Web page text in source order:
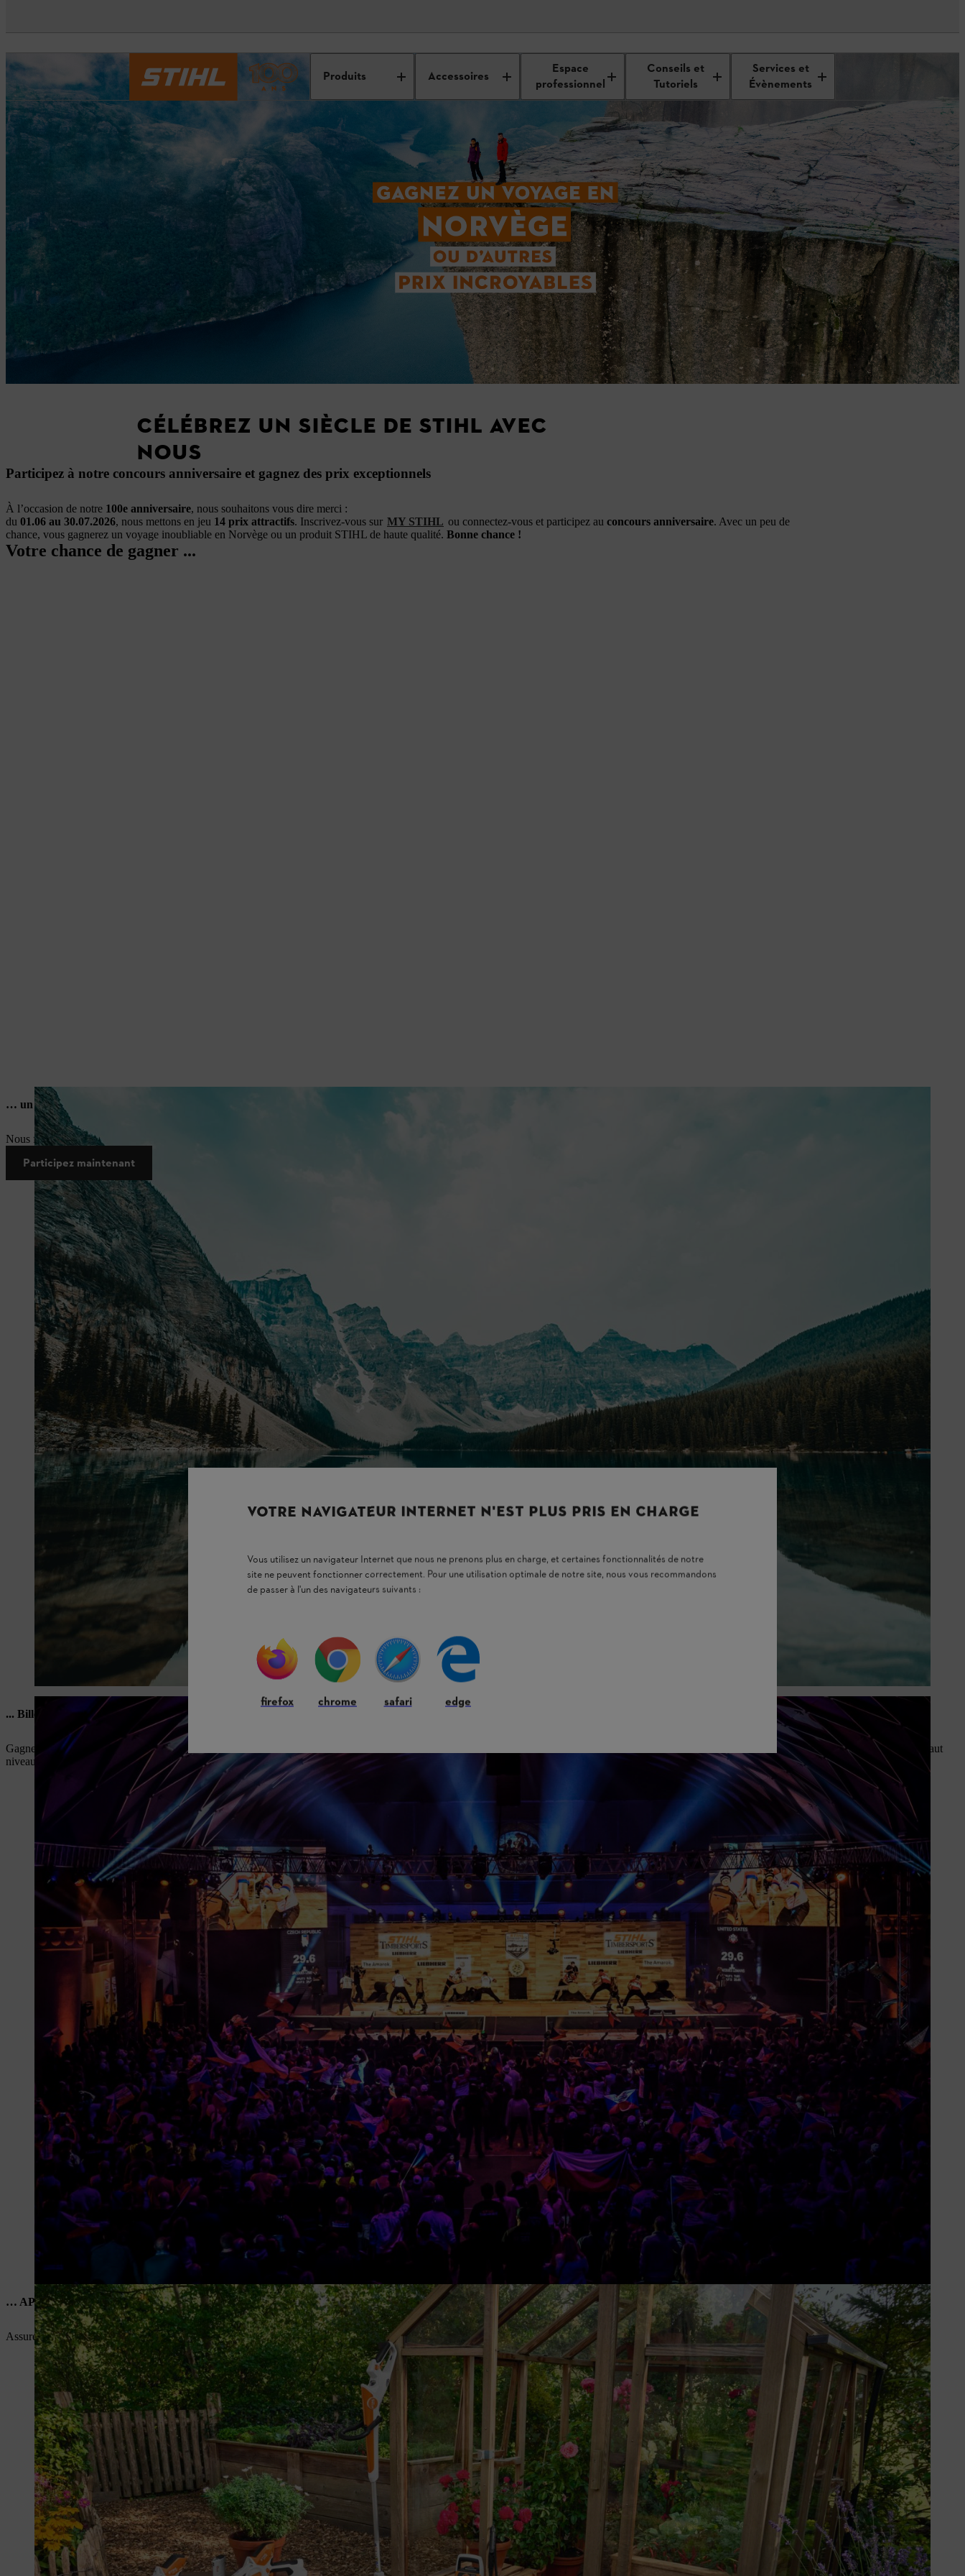
Produits Accessoires
Espace
professionnel
Conseils et
Tutoriels
Services et
Évènements
CÉLÉBREZ UN SIÈCLE DE STIHL AVEC
NOUS
Participez à notre concours anniversaire et gagnez des prix exceptionnels
À l’occasion de notre 100e anniversaire, nous souhaitons vous dire merci :
du 01.06 au 30.07.2026, nous mettons en jeu 14 prix attractifs. Inscrivez‑vous sur MY STIHL ou connectez‑vous et participez au concours anniversaire. Avec un peu de
chance, vous gagnerez un voyage inoubliable en Norvège ou un produit STIHL de haute qualité. Bonne chance !
Votre chance de gagner ...
… un voyage en Norvège
Nous faisons gagner un voyage pour deux personnes en Norvège. Profitez d’une nature impressionnante, de vastes paysages et de moments uniques, loin du quotidien.
Participez maintenant
... Billets VIP pour STIHL TIMBERSPORTS® 2026
Gagnez des billets VIP pour le Championnat du monde STIHL TIMBERSPORTS® 2026 à Stuttgart et vivez un événement anniversaire exceptionnel, riche en action et en performances sportives de très haut
niveau.
… APPAREIL STIHL DE HAUTE QUALITÉ
Assurez‑vous la qualité STIHL éprouvée et tentez de gagner l’un de nos appareils performants. Conçus pour un travail fiable, une grande longévité et une utilisation quotidienne.
VOTRE NAVIGATEUR INTERNET N'EST PLUS PRIS EN CHARGE
Vous utilisez un navigateur Internet que nous ne prenons plus en charge, et certaines fonctionnalités de notre
site ne peuvent fonctionner correctement. Pour une utilisation optimale de notre site, nous vous recommandons
de passer à l'un des navigateurs suivants :
firefox chrome safari edge